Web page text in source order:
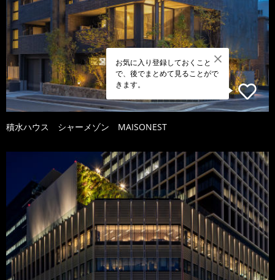
お気に入り登録しておくこと
で、後でまとめて見ることがで
きます。
積水ハウス シャーメゾン MAISONEST